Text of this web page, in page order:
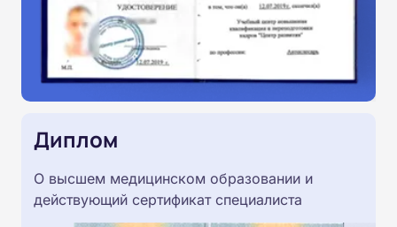
Диплом
О высшем медицинском образовании и
действующий сертификат специалиста